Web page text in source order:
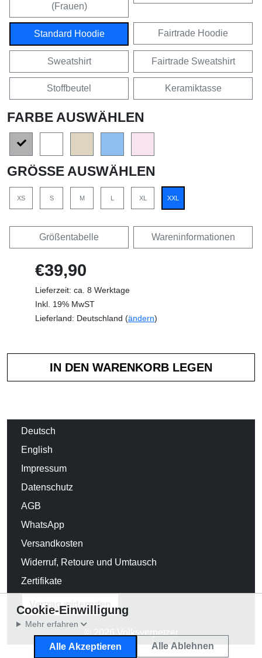
(Frauen)
Standard Hoodie Fairtrade Hoodie
Sweatshirt Fairtrade Sweatshirt
Stoffbeutel Keramiktasse
FARBE AUSWÄHLEN
GRÖSSE AUSWÄHLEN
XS S M L XL XXL
Größentabelle Wareninformationen
€39,90
Lieferzeit: ca. 8 Werktage
Inkl. 19% MwST
Lieferland: Deutschland (ändern)
Deutsch
English
Impressum
Datenschutz
AGB
WhatsApp
Versandkosten
Widerruf, Retoure und Umtausch
Zertifikate
Vertrag widerrufen
© 2026 Volksverpetzer
Cookie-Einwilligung
Mehr erfahren
Alle Akzeptieren Alle Ablehnen